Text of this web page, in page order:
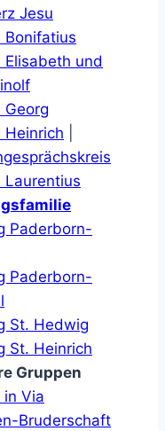
Jesu
Bonifatius
Elisabeth und
Georg
Heinrich
Laurentius
Paderborn-
Paderborn-
St. Hedwig
St. Heinrich
Gruppen
in Via
Bruderschaft